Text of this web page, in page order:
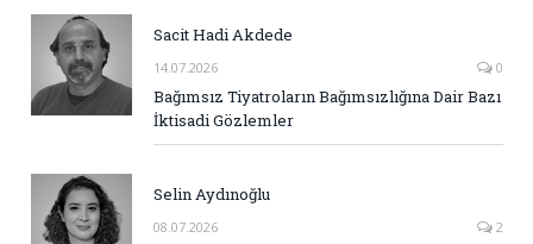
Sacit Hadi Akdede
14.07.2026 0
Bağımsız Tiyatroların Bağımsızlığına Dair Bazı
İktisadi Gözlemler
Selin Aydınoğlu
08.07.2026 2